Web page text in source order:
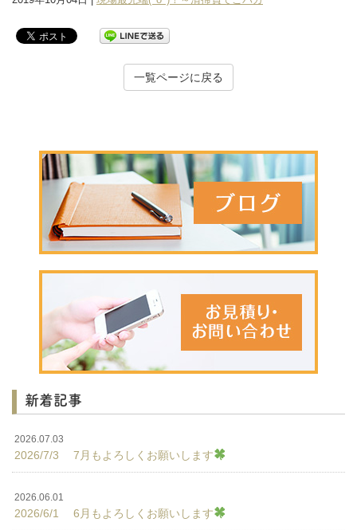
一覧ページに戻る
新着記事
2026.07.03
2026/7/3 7月もよろしくお願いします
2026.06.01
2026/6/1 6月もよろしくお願いします